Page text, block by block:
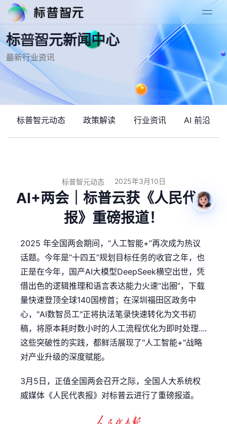
标普智元新闻中心
最新行业资讯
标普智元动态 政策解读 行业资讯 AI 前沿
标普智元动态 2025年3月10日
AI+两会｜标普云获《人民代表
报》重磅报道！
2025 年全国两会期间，“人工智能+”再次成为热议
话题。今年是“十四五”规划目标任务的收官之年，也
正是在今年，国产AI大模型DeepSeek横空出世，凭
借出色的逻辑推理和语言表达能力火速“出圈”，下载
量快速登顶全球140国榜首；在深圳福田区政务中
心，"AI数智员工"正将执法笔录快速转化为文书初
稿，将原本耗时数小时的人工流程优化为即时处理....
这些突破性的实践，都鲜活展现了"人工智能+"战略
对产业升级的深度赋能。
3月5日，正值全国两会召开之际，全国人大系统权
威媒体《人民代表报》对标普云进行了重磅报道。